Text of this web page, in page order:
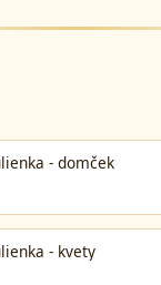
- domček
- kvety